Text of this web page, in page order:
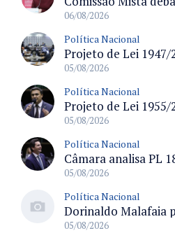
06/08/2026
Política Nacional
05/08/2026
Política Nacional
05/08/2026
Política Nacional
05/08/2026
Política Nacional
05/08/2026